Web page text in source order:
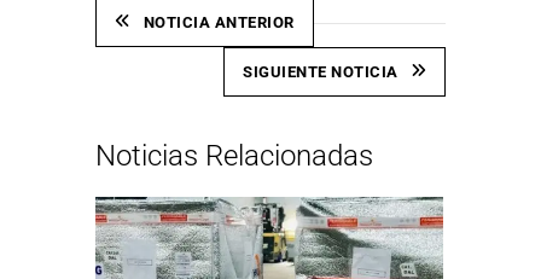
NOTICIA ANTERIOR
SIGUIENTE NOTICIA
Noticias Relacionadas